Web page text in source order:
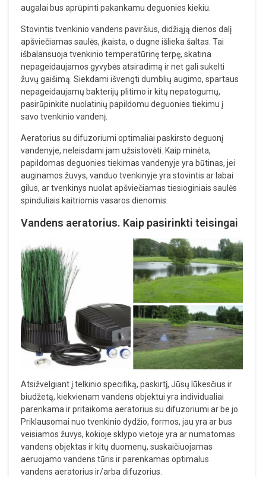
augalai bus aprūpinti pakankamu deguonies kiekiu.
Stovintis tvenkinio vandens paviršius, didžiąją dienos dalį
apšviečiamas saulės, įkaista, o dugne išlieka šaltas. Tai
išbalansuoja tvenkinio temperatūrinę terpę, skatina
nepageidaujamos gyvybės atsiradimą ir net gali sukelti
žuvų gaišimą. Siekdami išvengti dumblių augimo, spartaus
nepageidaujamų bakterijų plitimo ir kitų nepatogumų,
pasirūpinkite nuolatinių papildomu deguonies tiekimu į
savo tvenkinio vandenį.
Aeratorius su difuzoriumi optimaliai paskirsto deguonį
vandenyje, neleisdami jam užsistovėti. Kaip minėta,
papildomas deguonies tiekimas vandenyje yra būtinas, jei
auginamos žuvys, vanduo tvenkinyje yra stovintis ar labai
gilus, ar tvenkinys nuolat apšviečiamas tiesioginiais saulės
spinduliais kaitriomis vasaros dienomis.
Vandens aeratorius. Kaip pasirinkti teisingai
Atsižvelgiant į telkinio specifiką, paskirtį, Jūsų lūkesčius ir
biudžetą, kiekvienam vandens objektui yra individualiai
parenkama ir pritaikoma aeratorius su difuzoriumi ar be jo.
Priklausomai nuo tvenkinio dydžio, formos, jau yra ar bus
veisiamos žuvys, kokioje sklypo vietoje yra ar numatomas
vandens objektas ir kitų duomenų, suskaičiuojamas
aeruojamo vandens tūris ir parenkamas optimalus
vandens aeratorius ir/arba difuzorius.